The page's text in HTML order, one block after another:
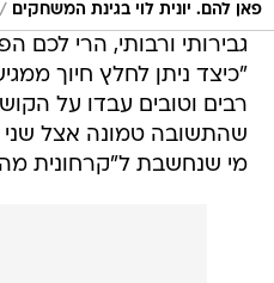
פאן להם. יונית לוי בגינת המשחקים /
גבירותי ורבותי, הרי לכם
"כיצד ניתן לחלץ חיוך
רבים וטובים עבדו על
שהתשובה טמונה אצל שני
מי שנחשבת ל"קרחונית